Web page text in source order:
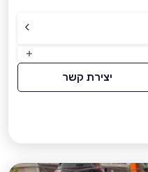
יצירת קשר